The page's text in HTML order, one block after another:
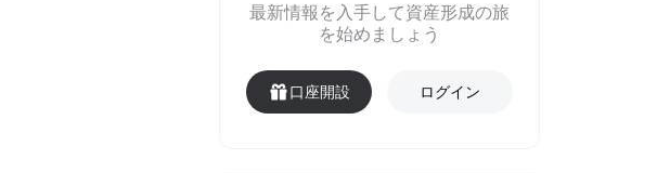
最新情報を入手して資産形成の旅
を始めましょう
口座開設 ログイン